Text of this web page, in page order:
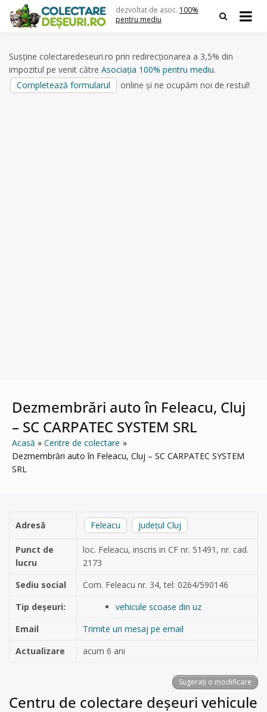
content
dezvoltat de asoc. 100%
pentru mediu
Susține colectaredeseuri.ro prin redirecționarea a 3,5% din
impozitul pe venit către Asociația 100% pentru mediu.
Completează formularul
online și ne ocupăm noi de restul!
Dezmembrări auto în Feleacu, Cluj
– SC CARPATEC SYSTEM SRL
Acasă
Centre de colectare
Dezmembrări auto în Feleacu, Cluj – SC CARPATEC SYSTEM
SRL
Adresă Feleacu județul Cluj
Punct de
lucru
loc. Feleacu, inscris in CF nr. 51491, nr. cad.
2173
Sediu social
Com. Feleacu nr. 34, tel: 0264/590146
Tip deșeuri:
vehicule scoase din uz
Email
Trimite un mesaj pe email
Actualizare
acum 6 ani
Sugerați o modificare
Centru de colectare deșeuri vehicule